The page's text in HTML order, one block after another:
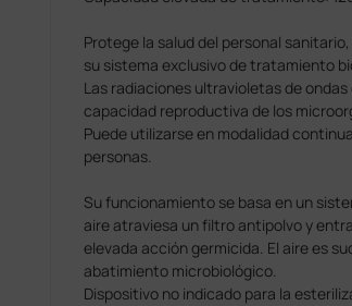
Protege la salud del personal
su sistema exclusivo de tratamiento
Las radiaciones ultravioletas de
capacidad reproductiva de los
Puede utilizarse en modalidad
personas.
Su funcionamiento se basa en un
aire atraviesa un filtro antipolvo y
elevada acción germicida. El aire es
abatimiento microbiológico.
Dispositivo no indicado para la